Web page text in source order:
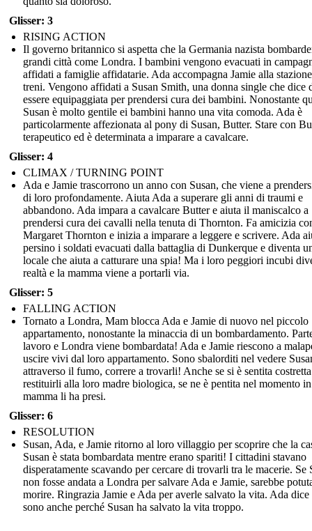
Glisser: 3
RISING ACTION
Il governo britannico si aspetta che la Germania nazista
grandi città come Londra. I bambini vengono evacuati in
affidati a famiglie affidatarie. Ada accompagna Jamie alla
treni. Vengono affidati a Susan Smith, una donna single che dice
essere equipaggiata per prendersi cura dei bambini. Nonostante
Susan è molto gentile ei bambini hanno una vita comoda. Ada è
particolarmente affezionata al pony di Susan, Butter. Stare con
terapeutico ed è determinata a imparare a cavalcare.
Glisser: 4
CLIMAX / TURNING POINT
Ada e Jamie trascorrono un anno con Susan, che viene a
di loro profondamente. Aiuta Ada a superare gli anni di traumi e
abbandono. Ada impara a cavalcare Butter e aiuta il maniscalco a
prendersi cura dei cavalli nella tenuta di Thornton. Fa amicizia
Margaret Thornton e inizia a imparare a leggere e scrivere. Ada
persino i soldati evacuati dalla battaglia di Dunkerque e diventa
locale che aiuta a catturare una spia! Ma i loro peggiori incubi
realtà e la mamma viene a portarli via.
Glisser: 5
FALLING ACTION
Tornato a Londra, Mam blocca Ada e Jamie di nuovo nel piccolo
appartamento, nonostante la minaccia di un bombardamento.
lavoro e Londra viene bombardata! Ada e Jamie riescono a
uscire vivi dal loro appartamento. Sono sbalorditi nel vedere
attraverso il fumo, correre a trovarli! Anche se si è sentita
restituirli alla loro madre biologica, se ne è pentita nel momento
mamma li ha presi.
Glisser: 6
RESOLUTION
Susan, Ada, e Jamie ritorno al loro villaggio per scoprire che la
Susan è stata bombardata mentre erano spariti! I cittadini stavano
disperatamente scavando per cercare di trovarli tra le macerie. Se
non fosse andata a Londra per salvare Ada e Jamie, sarebbe
morire. Ringrazia Jamie e Ada per averle salvato la vita. Ada dice
sono anche perché Susan ha salvato la vita troppo.